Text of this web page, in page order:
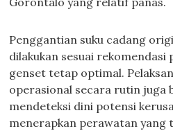
Penggantian suku cadang
dilakukan sesuai
genset tetap optimal.
operasional secara rutin juga
mendeteksi dini potensi
menerapkan perawatan yang